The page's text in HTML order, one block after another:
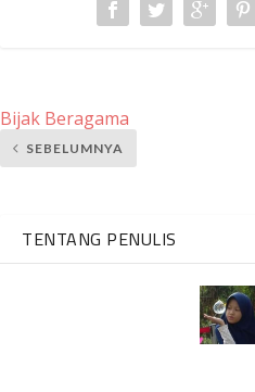
Bijak Beragama
SEBELUMNYA
TENTANG PENULIS